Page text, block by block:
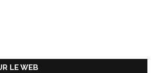
LE WEB